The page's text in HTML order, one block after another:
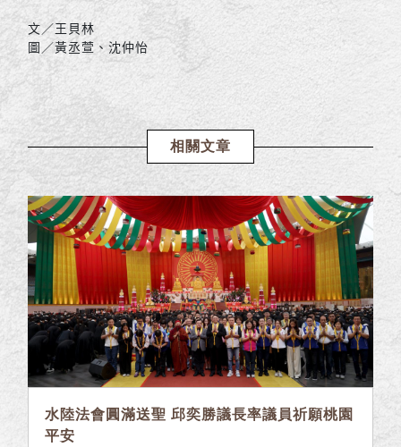
文／王貝林
圖／黃丞萱、沈仲怡
相關文章
水陸法會圓滿送聖 邱奕勝議長率議員祈願桃園
平安